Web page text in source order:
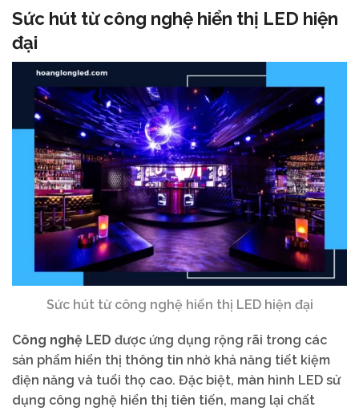
Sức hút từ công nghệ hiển thị LED hiện
đại
Sức hút từ công nghệ hiển thị LED hiện đại
Công nghệ LED được ứng dụng rộng rãi trong các
sản phẩm hiển thị thông tin nhờ khả năng tiết kiệm
điện năng và tuổi thọ cao. Đặc biệt, màn hình LED sử
dụng công nghệ hiển thị tiên tiến, mang lại chất